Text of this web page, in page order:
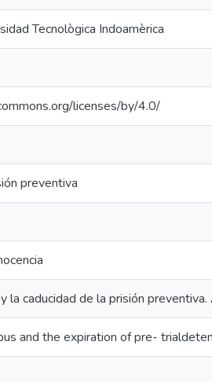
Tecnològica Indoamèrica
licenses/by/4.0/
preventiva
la caducidad de la prisión
and the expiration of pre-